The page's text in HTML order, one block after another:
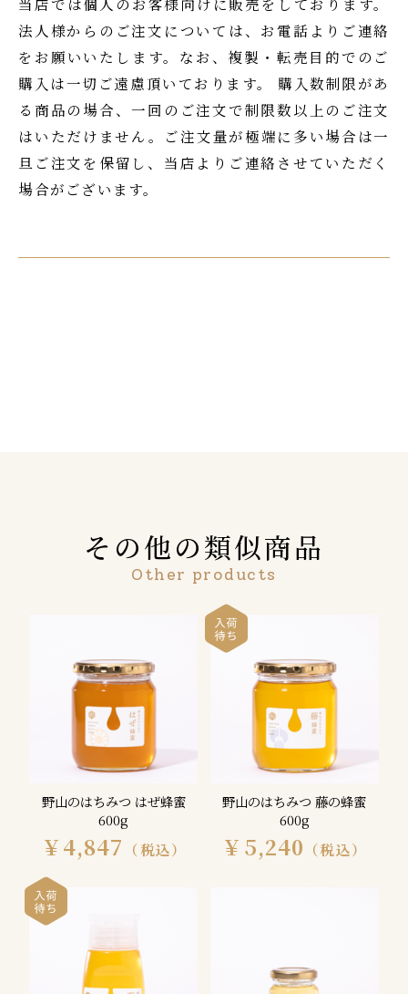
法人様からのご注文については、お電話よりご連絡
をお願いいたします。なお、複製・転売目的でのご
購入は一切ご遠慮頂いております。 購入数制限があ
る商品の場合、一回のご注文で制限数以上のご注文
はいただけません。ご注文量が極端に多い場合は一
旦ご注文を保留し、当店よりご連絡させていただく
場合がございます。
その他の類似商品
Other products
野山のはちみつ はぜ蜂蜜
600g
￥4,847 （税込）
野山のはちみつ 藤の蜂蜜
600g
￥5,240 （税込）